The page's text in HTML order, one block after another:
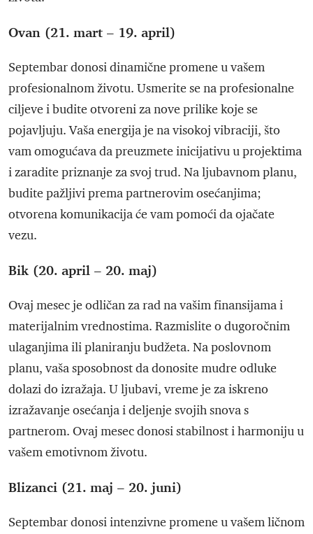
Ovan (21. mart – 19. april)
Septembar donosi dinamične promene u vašem
profesionalnom životu. Usmerite se na profesionalne
ciljeve i budite otvoreni za nove prilike koje se
pojavljuju. Vaša energija je na visokoj vibraciji, što
vam omogućava da preuzmete inicijativu u projektima
i zaradite priznanje za svoj trud. Na ljubavnom planu,
budite pažljivi prema partnerovim osećanjima;
otvorena komunikacija će vam pomoći da ojačate
vezu.
Bik (20. april – 20. maj)
Ovaj mesec je odličan za rad na vašim finansijama i
materijalnim vrednostima. Razmislite o dugoročnim
ulaganjima ili planiranju budžeta. Na poslovnom
planu, vaša sposobnost da donosite mudre odluke
dolazi do izražaja. U ljubavi, vreme je za iskreno
izražavanje osećanja i deljenje svojih snova s
partnerom. Ovaj mesec donosi stabilnost i harmoniju u
vašem emotivnom životu.
Blizanci (21. maj – 20. juni)
Septembar donosi intenzivne promene u vašem ličnom